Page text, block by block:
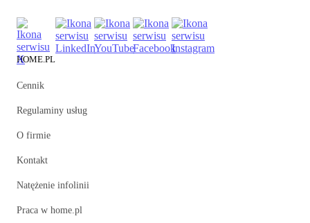
HOME.PL
Cennik
Regulaminy usług
O firmie
Kontakt
Natężenie infolinii
Praca w home.pl